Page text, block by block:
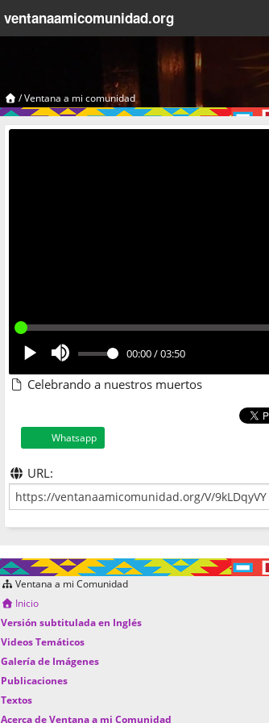
ventanaamicomunidad.org
/Ventana a mi comunidad
00:00/03:50
Celebrando a nuestros muertos
Whatsapp
URL:
Ventana a mi Comunidad
Inicio
Versión subtitulada en Inglés
Videos Temáticos
Galería de Imágenes
Publicaciones
Textos
Acerca de Ventana a mi Comunidad